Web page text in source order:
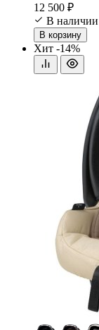
12 500 ₽
В наличии
В корзину
Хит -14%